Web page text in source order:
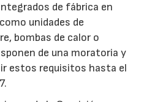
de fábrica en
unidades de
bombas de calor o
de una moratoria y
estos requisitos hasta el